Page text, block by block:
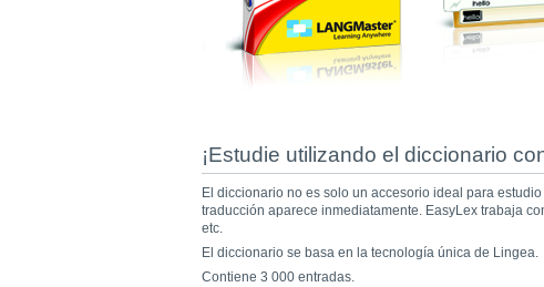
¡Estudie utilizando el diccionario
El diccionario no es solo un accesorio ideal para
traducción aparece inmediatamente. EasyLex trabaja
etc.
El diccionario se basa en la tecnología única de Lingea.
Contiene 3 000 entradas.